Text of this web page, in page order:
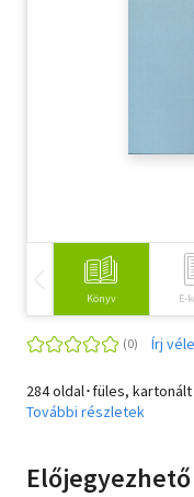
Természettudomány
Könyv E-
Írj
284 oldal･füles, kartonált
További részletek
Előjegyezhető